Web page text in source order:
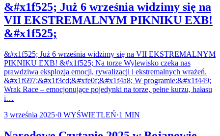
&#x1f525; Już 6 września widzimy się na
VII EKSTREMALNYM PIKNIKU EXB!
&#x1f525;
&#x1f525; Już 6 września widzimy się na VII EKSTREMALNYM
PIKNIKU EXB! &#x1f525; Na torze Wylewisko czeka nas
prawdziwa eksplozja emocji, rywalizacji i ekstremalnych wrażeń.
&#x1f697;&#x1f3cd;&#xfe0f;&#x1f4a8; W programie:&#x1f449;
Wrak Race – emocjonujące pojedynki na torze, pełne kurzu, hałasu
i…
3 września 2025·0 WYŚWIETLEŃ·1 MIN